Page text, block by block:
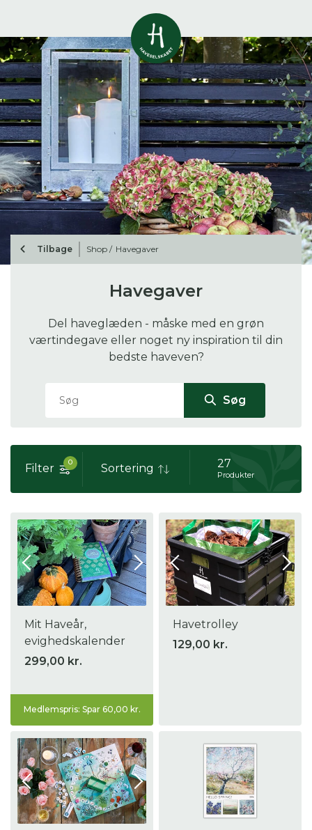
Vis alle
0resultater
Havestof
0resultater
Arrangementer
0resultater
Shop
0resultater
Åbne haver
0resultater
Du skal indtaste minimum 3
tegn for at se resultater
Her kan du søge i hele vores katalog af
artikler, arrangementer, produkter og åbne
haver.
Tilbage Shop / Havegaver
Havegaver
Del haveglæden - måske med en grøn
værtindegave eller noget ny inspiration til din
bedste haveven?
Søg
Filter 0 Sortering 27
Produkter
Mit Haveår,
evighedskalender
299,00 kr.
Medlemspris: Spar 60,00 kr.
Havetrolley
129,00 kr.